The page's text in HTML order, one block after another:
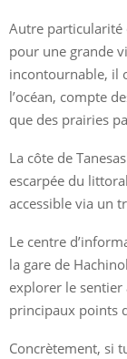
Autre particularité
pour une grande
incontournable, il
l’océan, compte
que des prairies
La côte de
escarpée du
accessible via un
Le centre
la gare de
explorer le sentier
principaux points
Concrètement, si